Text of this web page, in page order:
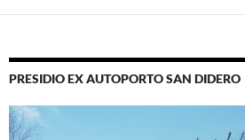
PRESIDIO EX AUTOPORTO SAN DIDERO